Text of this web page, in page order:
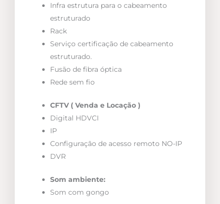
Infra estrutura para o cabeamento
estruturado
Rack
Serviço certificação de cabeamento
estruturado.
Fusão de fibra óptica
Rede sem fio
CFTV ( Venda e Locação )
Digital HDVCI
IP
Configuração de acesso remoto NO-IP
DVR
Som ambiente:
Som com gongo